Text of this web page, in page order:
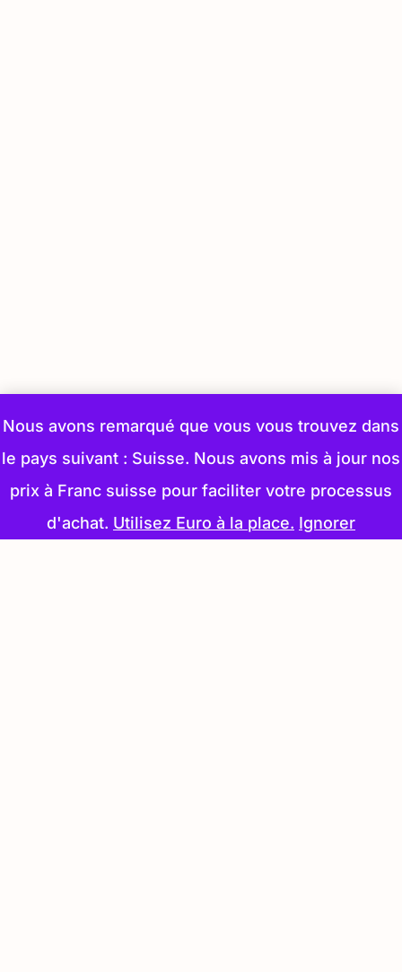
Nous avons remarqué que vous vous trouvez dans
le pays suivant : Suisse. Nous avons mis à jour nos
prix à Franc suisse pour faciliter votre processus
d'achat. Utilisez Euro à la place. Ignorer